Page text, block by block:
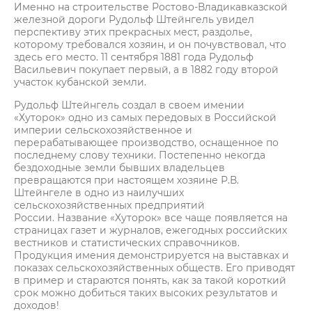
Именно на строительстве Ростово-Владикавказской
железной дороги Рудольф Штейнгель увидел
перспективу этих прекрасных мест, раздолье,
которому требовался хозяин, и он почувствовал, что
здесь его место. 11 сентября 1881 года Рудольф
Васильевич покупает первый, а в 1882 году второй
участок кубанской земли.
Рудольф Штейнгель создал в своем имении
«Хуторок» одно из самых передовых в Российской
империи сельскохозяйственное и
перерабатывающее производство, оснащенное по
последнему слову техники. Постепенно некогда
бездоходные земли бывших владельцев
превращаются при настоящем хозяине Р.В.
Штейнгеле в одно из наилучших
сельскохозяйственных предприятий
России. Название «Хуторок» все чаще появляется на
страницах газет и журналов, ежегодных российских
вестников и статистических справочников.
Продукция имения демонстрируется на выставках и
показах сельскохозяйственных обществ. Его приводят
в пример и стараются понять, как за такой короткий
срок можно добиться таких высоких результатов и
доходов!